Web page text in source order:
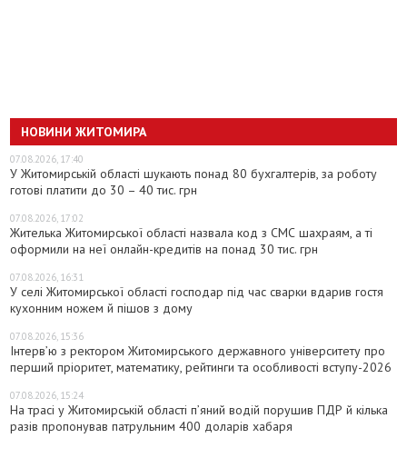
НОВИНИ ЖИТОМИРА
07.08.2026, 17:40
У Житомирській області шукають понад 80 бухгалтерів, за роботу
готові платити до 30 – 40 тис. грн
07.08.2026, 17:02
Жителька Житомирської області назвала код з СМС шахраям, а ті
оформили на неї онлайн-кредитів на понад 30 тис. грн
07.08.2026, 16:31
У селі Житомирської області господар під час сварки вдарив гостя
кухонним ножем й пішов з дому
07.08.2026, 15:36
Інтерв’ю з ректором Житомирського державного університету про
перший пріоритет, математику, рейтинги та особливості вступу-2026
07.08.2026, 15:24
На трасі у Житомирській області п’яний водій порушив ПДР й кілька
разів пропонував патрульним 400 доларів хабаря